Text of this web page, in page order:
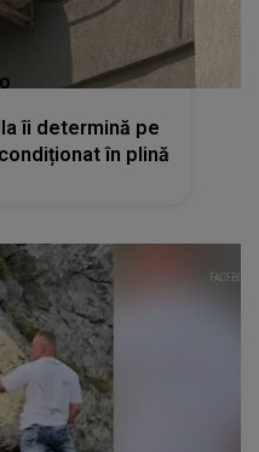
îi determină pe
în plină